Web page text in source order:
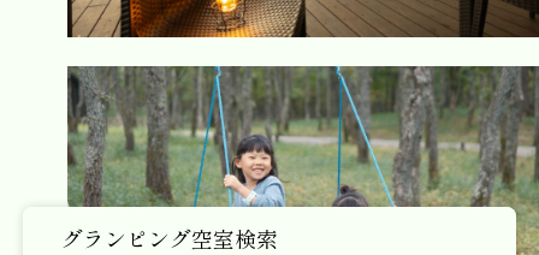
グランピング空室検索